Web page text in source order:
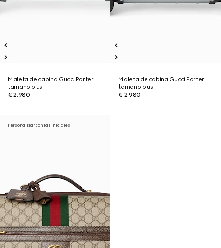
Maleta de cabina Gucci Porter
tamaño plus
€ 2.980
Maleta de cabina Gucci Porter
tamaño plus
€ 2.980
Personalizar con las iniciales